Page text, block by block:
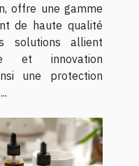
offre une gamme
de haute qualité
solutions allient
et innovation
une protection